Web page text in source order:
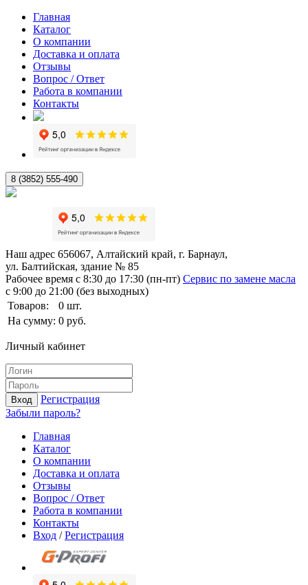
Главная
Каталог
О компании
Доставка и оплата
Отзывы
Вопрос / Ответ
Работа в компании
Контакты
8 (3852) 555-490
Наш адрес 656067, Алтайский край, г. Барнаул,
ул. Балтийская, здание № 85
Рабочее время с 8:30 до 17:30 (пн-пт) Сервис по замене масла
с 9:00 до 21:00 (без выходных)
Товаров:
0 шт.
На сумму: 0 руб.
Личный кабинет
Вход
Регистрация
Забыли пароль?
Главная
Каталог
О компании
Доставка и оплата
Отзывы
Вопрос / Ответ
Работа в компании
Контакты
Вход /Регистрация